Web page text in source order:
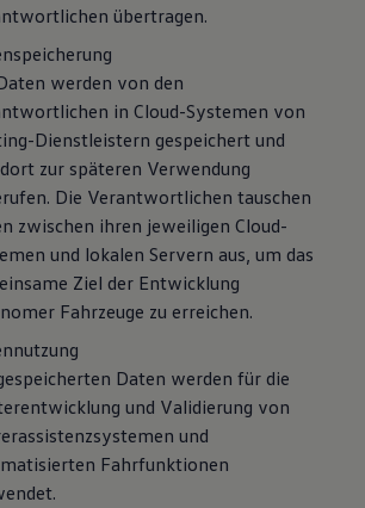
übertragen.
werden von den
in Cloud-Systemen von
Dienstleistern gespeichert und
zur späteren Verwendung
Die Verantwortlichen tauschen
zwischen ihren jeweiligen Cloud-
und lokalen Servern aus, um das
Ziel der Entwicklung
Fahrzeuge zu erreichen.
Daten werden für die
und Validierung von
und
Fahrfunktionen